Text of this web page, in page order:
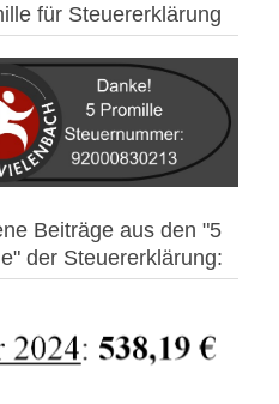
für Steuererklärung
Beiträge aus den "5
der Steuererklärung: